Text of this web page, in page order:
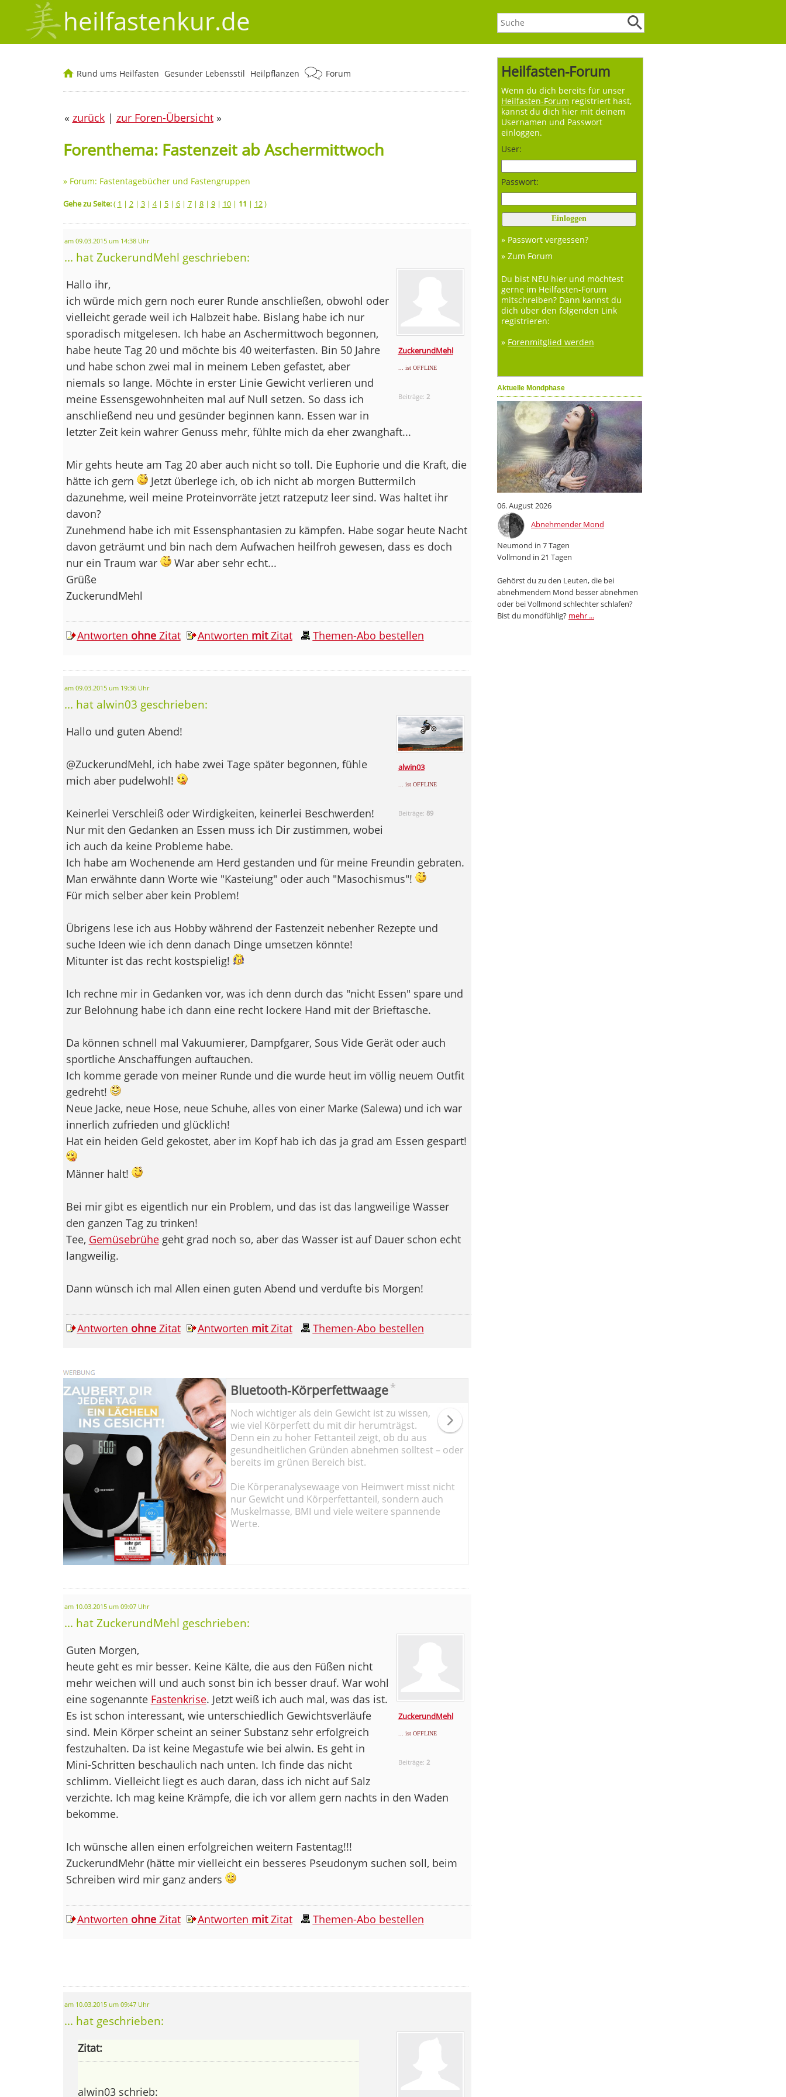
heilfastenkur.de
Heilfasten-Forum
Wenn du dich bereits für unser
Heilfasten-Forum registriert hast,
kannst du dich hier mit deinem
Usernamen und Passwort
einloggen.
User:
Passwort:
» Passwort vergessen?
» Zum Forum
Du bist NEU hier und möchtest
gerne im Heilfasten-Forum
mitschreiben? Dann kannst du
dich über den folgenden Link
registrieren:
» Forenmitglied werden
Aktuelle Mondphase
06. August 2026
Abnehmender Mond
Neumond in 7 Tagen
Vollmond in 21 Tagen
Gehörst du zu den Leuten, die bei
abnehmendem Mond besser abnehmen
oder bei Vollmond schlechter schlafen?
Bist du mondfühlig? mehr ...
Rund ums Heilfasten Gesunder Lebensstil Heilpflanzen Forum
« zurück| zur Foren-Übersicht»
Forenthema: Fastenzeit ab Aschermittwoch
» Forum: Fastentagebücher und Fastengruppen
Gehe zu Seite:( 1 | 2| 3| 4| 5| 6| 7| 8| 9| 10| 11 | 12)
am 09.03.2015 um 14:38 Uhr
... hat ZuckerundMehl geschrieben:
ZuckerundMehl
... ist OFFLINE
Beiträge: 2
Hallo ihr,
ich würde mich gern noch eurer Runde anschließen, obwohl oder
vielleicht gerade weil ich Halbzeit habe. Bislang habe ich nur
sporadisch mitgelesen. Ich habe an Aschermittwoch begonnen,
habe heute Tag 20 und möchte bis 40 weiterfasten. Bin 50 Jahre
und habe schon zwei mal in meinem Leben gefastet, aber
niemals so lange. Möchte in erster Linie Gewicht verlieren und
meine Essensgewohnheiten mal auf Null setzen. So dass ich
anschließend neu und gesünder beginnen kann. Essen war in
letzter Zeit kein wahrer Genuss mehr, fühlte mich da eher zwanghaft...
Mir gehts heute am Tag 20 aber auch nicht so toll. Die Euphorie und die Kraft, die
hätte ich gern
Jetzt überlege ich, ob ich nicht ab morgen Buttermilch
dazunehme, weil meine Proteinvorräte jetzt ratzeputz leer sind. Was haltet ihr
davon?
Zunehmend habe ich mit Essensphantasien zu kämpfen. Habe sogar heute Nacht
davon geträumt und bin nach dem Aufwachen heilfroh gewesen, dass es doch
nur ein Traum war
War aber sehr echt...
Grüße
ZuckerundMehl
Antworten ohneZitat Antworten mitZitat Themen-Abo bestellen
am 09.03.2015 um 19:36 Uhr
... hat alwin03 geschrieben:
alwin03
... ist OFFLINE
Beiträge: 89
Hallo und guten Abend!
@ZuckerundMehl, ich habe zwei Tage später begonnen, fühle
mich aber pudelwohl!
Keinerlei Verschleiß oder Wirdigkeiten, keinerlei Beschwerden!
Nur mit den Gedanken an Essen muss ich Dir zustimmen, wobei
ich auch da keine Probleme habe.
Ich habe am Wochenende am Herd gestanden und für meine Freundin gebraten.
Man erwähnte dann Worte wie "Kasteiung" oder auch "Masochismus"!
Für mich selber aber kein Problem!
Übrigens lese ich aus Hobby während der Fastenzeit nebenher Rezepte und
suche Ideen wie ich denn danach Dinge umsetzen könnte!
Mitunter ist das recht kostspielig!
Ich rechne mir in Gedanken vor, was ich denn durch das "nicht Essen" spare und
zur Belohnung habe ich dann eine recht lockere Hand mit der Brieftasche.
Da können schnell mal Vakuumierer, Dampfgarer, Sous Vide Gerät oder auch
sportliche Anschaffungen auftauchen.
Ich komme gerade von meiner Runde und die wurde heut im völlig neuem Outfit
gedreht!
Neue Jacke, neue Hose, neue Schuhe, alles von einer Marke (Salewa) und ich war
innerlich zufrieden und glücklich!
Hat ein heiden Geld gekostet, aber im Kopf hab ich das ja grad am Essen gespart!
Männer halt!
Bei mir gibt es eigentlich nur ein Problem, und das ist das langweilige Wasser
den ganzen Tag zu trinken!
Tee, Gemüsebrühegeht grad noch so, aber das Wasser ist auf Dauer schon echt
langweilig.
Dann wünsch ich mal Allen einen guten Abend und verdufte bis Morgen!
Antworten ohneZitat Antworten mitZitat Themen-Abo bestellen
Bluetooth-Körperfettwaage*
Noch wichtiger als dein Gewicht ist zu wissen,
wie viel Körperfett du mit dir herumträgst.
Denn ein zu hoher Fettanteil zeigt, ob du aus
gesundheitlichen Gründen abnehmen solltest – oder
bereits im grünen Bereich bist.
Die Körperanalysewaage von Heimwert misst nicht
nur Gewicht und Körperfettanteil, sondern auch
Muskelmasse, BMI und viele weitere spannende
Werte.
am 10.03.2015 um 09:07 Uhr
... hat ZuckerundMehl geschrieben:
ZuckerundMehl
... ist OFFLINE
Beiträge: 2
Guten Morgen,
heute geht es mir besser. Keine Kälte, die aus den Füßen nicht
mehr weichen will und auch sonst bin ich besser drauf. War wohl
eine sogenannte Fastenkrise. Jetzt weiß ich auch mal, was das ist.
Es ist schon interessant, wie unterschiedlich Gewichtsverläufe
sind. Mein Körper scheint an seiner Substanz sehr erfolgreich
festzuhalten. Da ist keine Megastufe wie bei alwin. Es geht in
Mini-Schritten beschaulich nach unten. Ich finde das nicht
schlimm. Vielleicht liegt es auch daran, dass ich nicht auf Salz
verzichte. Ich mag keine Krämpfe, die ich vor allem gern nachts in den Waden
bekomme.
Ich wünsche allen einen erfolgreichen weitern Fastentag!!!
ZuckerundMehr (hätte mir vielleicht ein besseres Pseudonym suchen soll, beim
Schreiben wird mir ganz anders
Antworten ohneZitat Antworten mitZitat Themen-Abo bestellen
am 10.03.2015 um 09:47 Uhr
... hat geschrieben:
Zitat:
alwin03 schrieb: